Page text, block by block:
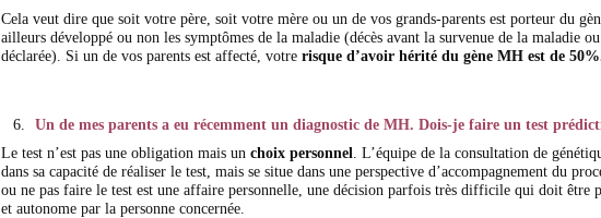
Cela veut dire que soit votre père, soit votre mère ou un de vos grands-parents est porteur du
ailleurs développé ou non les symptômes de la maladie (décès avant la survenue de la maladie
déclarée). Si un de vos parents est affecté, votre risque d’avoir hérité du gène MH est de
Un de mes parents a eu récemment un diagnostic de MH. Dois-je faire un test
Le test n’est pas une obligation mais un choix personnel. L’équipe de la consultation de
dans sa capacité de réaliser le test, mais se situe dans une perspective d’accompagnement du
ou ne pas faire le test est une affaire personnelle, une décision parfois très difficile qui doit être
et autonome par la personne concernée.